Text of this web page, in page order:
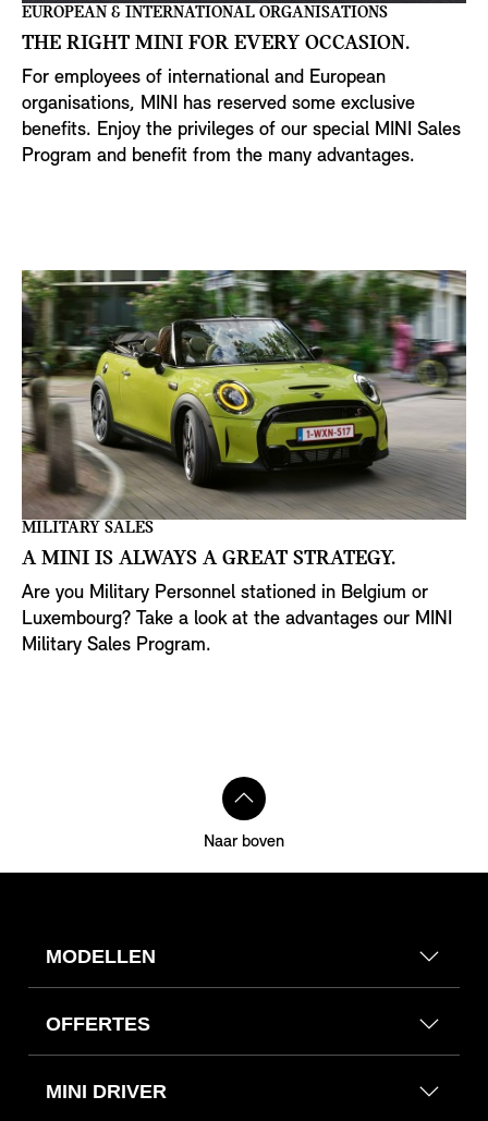
EUROPEAN & INTERNATIONAL ORGANISATIONS
THE RIGHT MINI FOR EVERY OCCASION.
For employees of international and European
organisations, MINI has reserved some exclusive
benefits. Enjoy the privileges of our special MINI Sales
Program and benefit from the many advantages.
MILITARY SALES
A MINI IS ALWAYS A GREAT STRATEGY.
Are you Military Personnel stationed in Belgium or
Luxembourg? Take a look at the advantages our MINI
Military Sales Program.
Naar boven
MODELLEN
OFFERTES
MINI DRIVER